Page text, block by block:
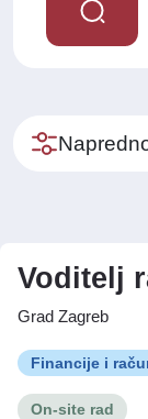
Voditelj
Grad Zagreb
Financije i
On-site rad